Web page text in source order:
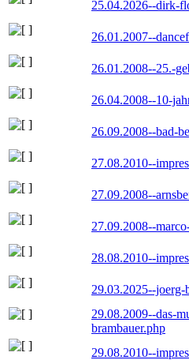
25.04.2026--dirk-
26.01.2007--
26.01.2008--25.-
26.04.2008--10-
26.09.2008--bad-
27.08.2010--
27.09.2008--
27.09.2008--
28.08.2010--
29.03.2025--joerg-
29.08.2009--das-
brambauer.php
29.08.2010--